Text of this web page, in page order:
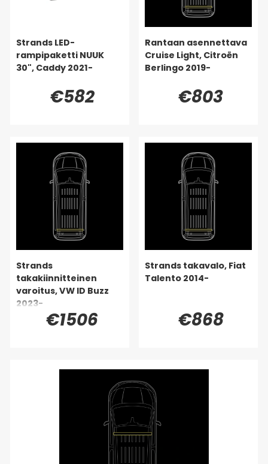
Strands LED-
rampipaketti NUUK
30", Caddy 2021-
€582
Rantaan asennettava
Cruise Light, Citroën
Berlingo 2019-
€803
Strands
takakiinnitteinen
varoitus, VW ID Buzz
2023-
€1506
Strands takavalo, Fiat
Talento 2014-
€868